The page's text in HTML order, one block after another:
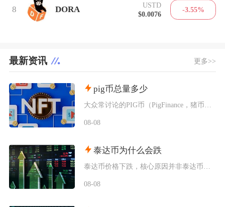
8 DORA
USTD
$0.0076
-3.55%
最新资讯 更多>>
pig币总量多少
08-08
泰达币为什么会跌
08-08